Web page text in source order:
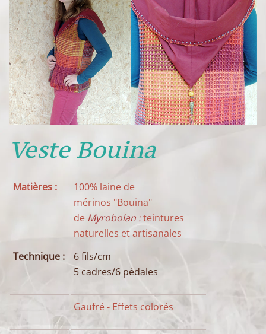
Veste Bouina
Matières :
100% laine de
mérinos "Bouina"
de Myrobolan :teintures
naturelles et artisanales
Technique :
6 fils/cm
5 cadres/6 pédales
Gaufré - Effets colorés